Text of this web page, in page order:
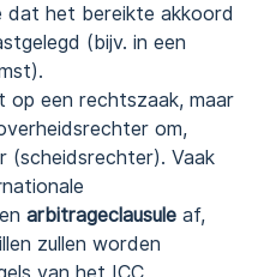
het bereikte akkoord
(bijv. in een
op een rechtszaak, maar
om,
(scheidsrechter). Vaak
arbitrageclausule af,
zullen worden
van het ICC